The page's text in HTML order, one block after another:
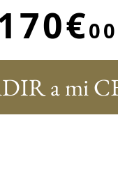
00
a mi